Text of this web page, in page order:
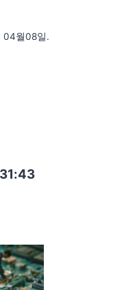
04월08일.